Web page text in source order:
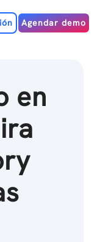
Agendar demo
en